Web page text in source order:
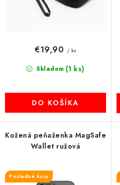
Doprava a platba Ako nakupovať
Podmienky ochrany osobných údajov
Skladom (1 ks)
€19,90 / ks
DO KOŠÍKA
Kožená peňaženka MagSafe
Wallet ružová
Posledné kusy